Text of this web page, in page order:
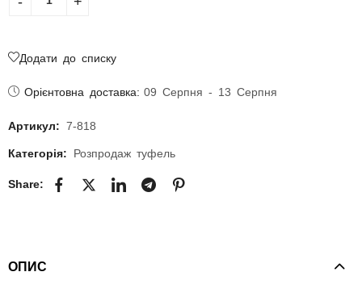
Додати до списку
Орієнтовна доставка: 09 Серпня - 13 Серпня
Артикул: 7-818
Категорія: Розпродаж туфель
Share:
ОПИС